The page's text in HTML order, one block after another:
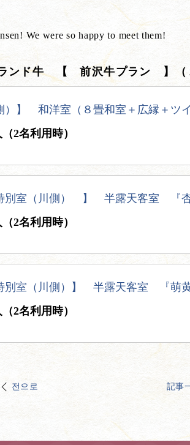
We were so happy to meet them!
ンド牛 【 前沢牛プラン 】
】 和洋室（８畳和室＋広縁＋ツイ
2名利用時）
（川側） 】 半露天客室 『杏
2名利用時）
（川側）】 半露天客室 『萌黄
2名利用時）
전으로 記事